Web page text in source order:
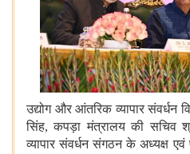
उद्योग और आंतरिक व्यापार संवर्धन
सिंह, कपड़ा मंत्रालय की सचिव
व्यापार संवर्धन संगठन के अध्यक्ष